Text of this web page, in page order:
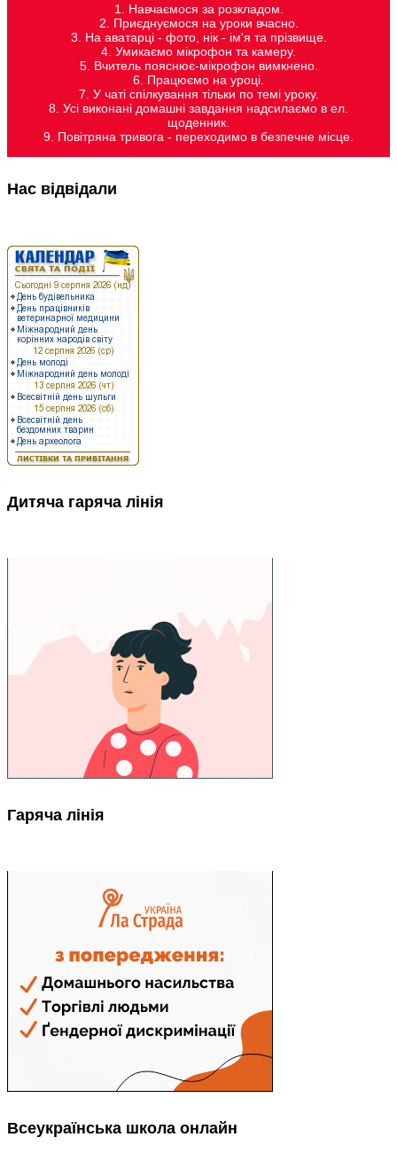
1. Навчаємося за розкладом.
2. Приєднуємося на уроки вчасно.
3. На аватарці - фото, нік - ім'я та прізвище.
4. Умикаємо мікрофон та камеру.
5. Вчитель пояснює-мікрофон вимкнено.
6. Працюємо на уроці.
7. У чаті спілкування тільки по темі уроку.
8. Усі виконані домашні завдання надсилаємо в ел.
щоденник.
9. Повітряна тривога - переходимо в безпечне місце.
Нас відвідали
Дитяча гаряча лінія
Гаряча лінія
Всеукраїнська школа онлайн